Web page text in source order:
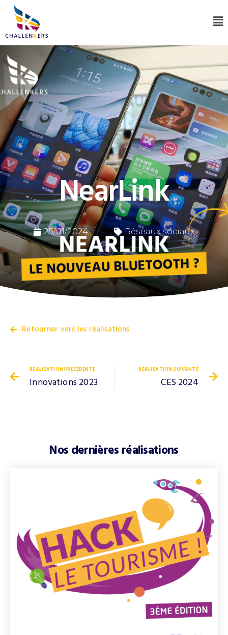
NearLink
25/01/2024 Réseaux sociaux
Retourner vers les réalisations
RÉALISATION PRÉCÉDENTE
Innovations 2023
RÉALISATION SUIVANTE
CES 2024
Nos dernières réalisations